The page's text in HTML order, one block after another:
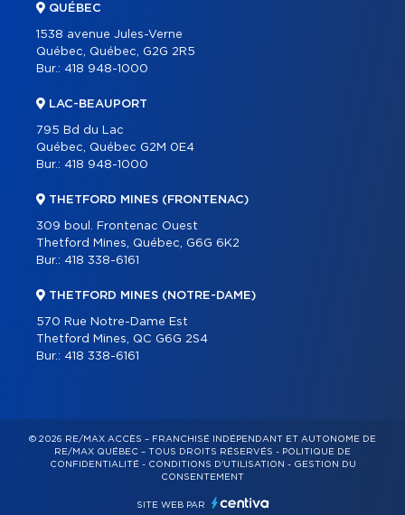
QUÉBEC
1538 avenue Jules-Verne
Québec, Québec, G2G 2R5
Bur.: 418 948-1000
LAC-BEAUPORT
795 Bd du Lac
Québec, Québec G2M 0E4
Bur.: 418 948-1000
THETFORD MINES (FRONTENAC)
309 boul. Frontenac Ouest
Thetford Mines, Québec, G6G 6K2
Bur.: 418 338-6161
THETFORD MINES (NOTRE-DAME)
570 Rue Notre-Dame Est
Thetford Mines, QC G6G 2S4
Bur.: 418 338-6161
© 2026 RE/MAX ACCÈS – FRANCHISÉ INDÉPENDANT ET AUTONOME DE
RE/MAX QUÉBEC – TOUS DROITS RÉSERVÉS - POLITIQUE DE
CONFIDENTIALITÉ- CONDITIONS D'UTILISATION - GESTION DU
CONSENTEMENT
SITE WEB PAR